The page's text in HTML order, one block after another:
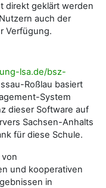
direkt geklärt werden
auch der
Verfügung.
lsa.de/bsz-
Roßlau basiert
System
dieser Software auf
Sachsen-Anhalts
für diese Schule.
und kooperativen
in